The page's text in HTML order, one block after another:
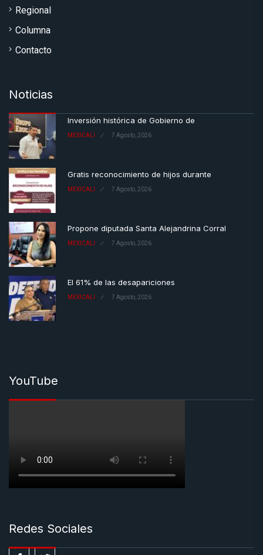
Regional
Columna
Contacto
Noticias
Inversión histórica de Gobierno de
MEXICALI 7 Agosto, 2026
Gratis reconocimiento de hijos durante
MEXICALI 7 Agosto, 2026
Propone diputada Santa Alejandrina Corral
MEXICALI 7 Agosto, 2026
El 61% de las desapariciones
MEXICALI 7 Agosto, 2026
YouTube
Redes Sociales